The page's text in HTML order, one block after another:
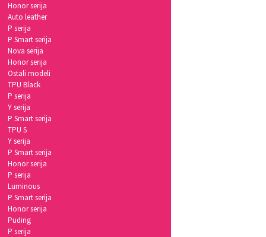
Honor serija
Auto leather
P serija
P Smart serija
Nova serija
Honor serija
Ostali modeli
TPU Black
P serija
Y serija
P Smart serija
TPU S
Y serija
P Smart serija
Honor serija
P serija
Luminous
P Smart serija
Honor serija
Puding
P serija